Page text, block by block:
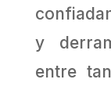
y
entre